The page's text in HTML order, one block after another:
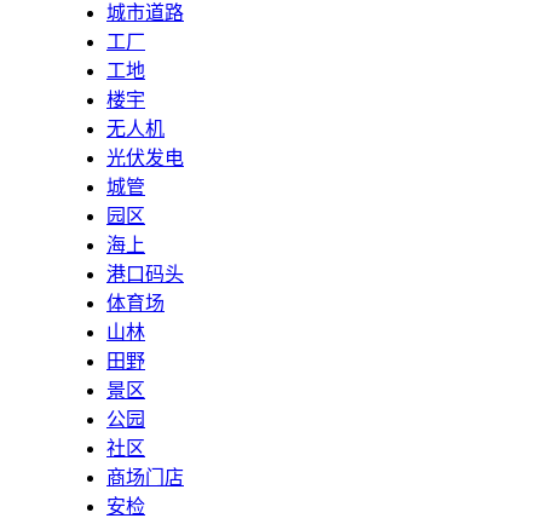
城市道路
工厂
工地
楼宇
无人机
光伏发电
城管
园区
海上
港口码头
体育场
山林
田野
景区
公园
社区
商场门店
安检